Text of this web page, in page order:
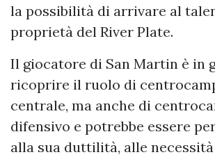
la possibilità di arrivare al
proprietà del River Plate.
Il giocatore di San Martin è in
ricoprire il ruolo di
centrale, ma anche di
difensivo e potrebbe essere
alla sua duttilità, alle